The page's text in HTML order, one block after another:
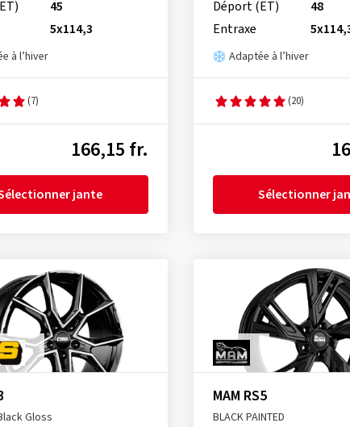
45
5x114,3
à l’hiver
(7)
166,15 fr.
jante
Déport (ET)
48
Entraxe
Adaptée à l’hiver
(20)
Sélectionner
Gloss
MAM RS5
BLACK PAINTED